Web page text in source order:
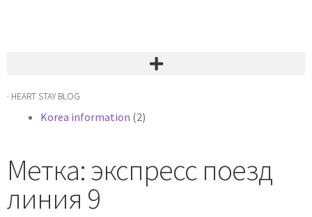
· HEART STAY BLOG
Korea information (2)
Метка: экспресс поезд
линия 9